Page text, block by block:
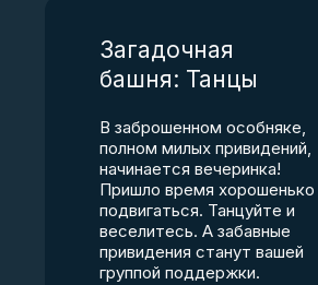
Загадочная
башня: Танцы
В заброшенном особняке,
полном милых привидений,
начинается вечеринка!
Пришло время хорошенько
подвигаться. Танцуйте и
веселитесь. А забавные
привидения станут вашей
группой поддержки.